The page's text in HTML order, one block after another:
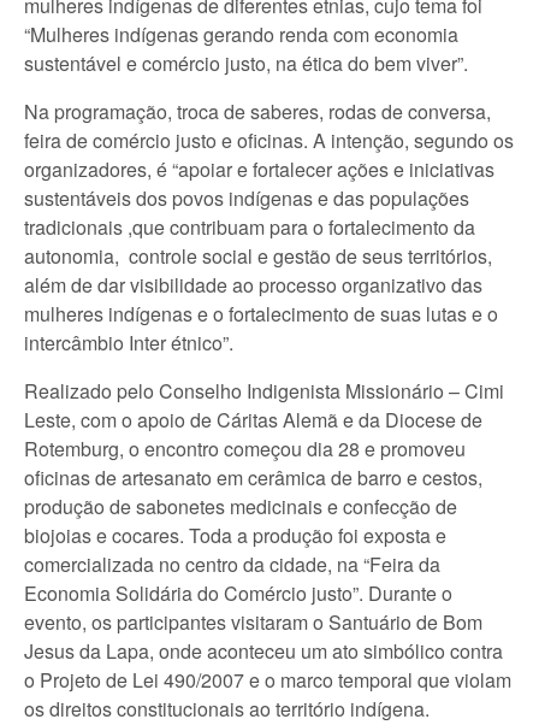
mulheres indígenas de diferentes etnias, cujo tema foi
“Mulheres indígenas gerando renda com economia
sustentável e comércio justo, na ética do bem viver”.
Na programação, troca de saberes, rodas de conversa,
feira de comércio justo e oficinas. A intenção, segundo os
organizadores, é “apoiar e fortalecer ações e iniciativas
sustentáveis dos povos indígenas e das populações
tradicionais ,que contribuam para o fortalecimento da
autonomia, controle social e gestão de seus territórios,
além de dar visibilidade ao processo organizativo das
mulheres indígenas e o fortalecimento de suas lutas e o
intercâmbio Inter étnico”.
Realizado pelo Conselho Indigenista Missionário – Cimi
Leste, com o apoio de Cáritas Alemã e da Diocese de
Rotemburg, o encontro começou dia 28 e promoveu
oficinas de artesanato em cerâmica de barro e cestos,
produção de sabonetes medicinais e confecção de
biojoias e cocares. Toda a produção foi exposta e
comercializada no centro da cidade, na “Feira da
Economia Solidária do Comércio justo”. Durante o
evento, os participantes visitaram o Santuário de Bom
Jesus da Lapa, onde aconteceu um ato simbólico contra
o Projeto de Lei 490/2007 e o marco temporal que violam
os direitos constitucionais ao território indígena.